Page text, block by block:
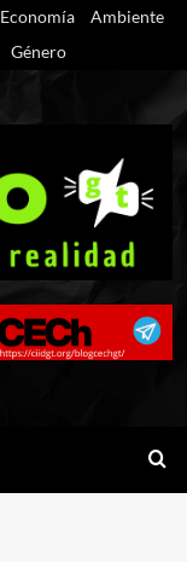
Economía
Ambiente
Género